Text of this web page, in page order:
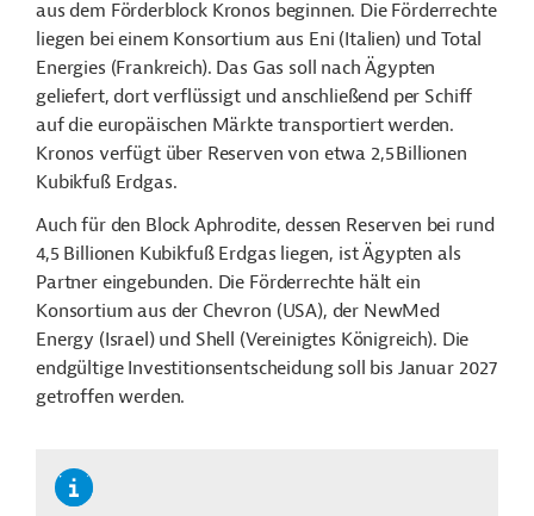
aus dem Förderblock Kronos beginnen. Die Förderrechte
liegen bei einem Konsortium aus Eni (Italien) und Total
Energies (Frankreich). Das Gas soll nach Ägypten
geliefert, dort verflüssigt und anschließend per Schiff
auf die europäischen Märkte transportiert werden.
Kronos verfügt über Reserven von etwa 2,5 Billionen
Kubikfuß Erdgas.
Auch für den Block Aphrodite, dessen Reserven bei rund
4,5 Billionen Kubikfuß Erdgas liegen, ist Ägypten als
Partner eingebunden. Die Förderrechte hält ein
Konsortium aus der Chevron (USA), der NewMed
Energy (Israel) und Shell (Vereinigtes Königreich). Die
endgültige Investitionsentscheidung soll bis Januar 2027
getroffen werden.